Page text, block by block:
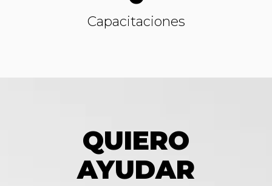
Capacitaciones
QUIERO
AYUDAR